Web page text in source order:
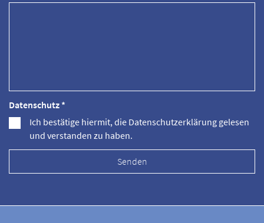
Datenschutz *
Ich bestätige hiermit, die Datenschutzerklärung gelesen
und verstanden zu haben.